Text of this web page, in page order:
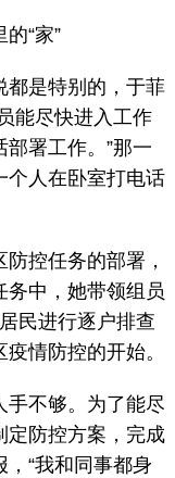
“家”
是特别的，于菲
能尽快进入工作
署工作。”那一
个人在卧室打电话
控任务的部署，
务中，她带领组员
民进行逐户排查
情防控的开始。
不够。为了能尽
定防控方案，完成
“我和同事都身